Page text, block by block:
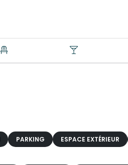
PARKING ESPACE EXTÉRIEUR